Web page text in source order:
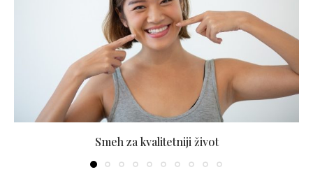
Smeh za kvalitetniji život